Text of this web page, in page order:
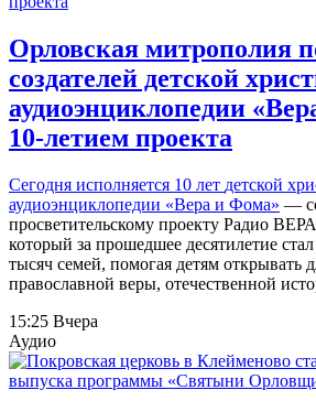
Орловская митрополия
создателей детской
аудиоэнциклопедии
10-летием проекта
Сегодня исполняется 10 лет детской
аудиоэнциклопедии «Вера и Фома» —
просветительскому проекту Радио
который за прошедшее десятилетие
тысяч семей, помогая детям открывать
православной веры, отечественной
15:25 Вчера
Аудио